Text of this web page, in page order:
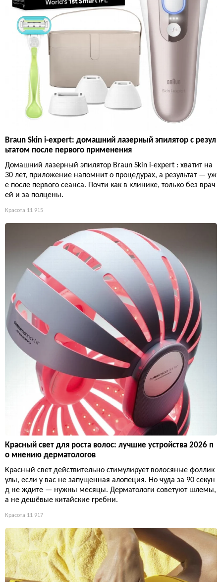
Braun Skin i-expert: домашний лазерный эпилятор с резул
ьтатом после первого применения
Домашний лазерный эпилятор Braun Skin i-expert : хватит на
30 лет, приложение напомнит о процедурах, а результат — уж
е после первого сеанса. Почти как в клинике, только без врач
ей и за полцены.
Красота 11 915
Красный свет для роста волос: лучшие устройства 2026 п
о мнению дерматологов
Красный свет действительно стимулирует волосяные фоллик
улы, если у вас не запущенная алопеция. Но чуда за 90 секун
д не ждите — нужны месяцы. Дерматологи советуют шлемы,
а не дешёвые китайские гребни.
Красота 11 917